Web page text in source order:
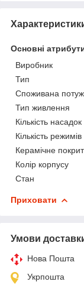
Основні
Виробник
Тип
Споживана
Тип живлення
Кількість насадок
Кількість
Керамічне
Колір корпусу
Стан
Приховати
Умови
Нова Пошта
Укрпошта